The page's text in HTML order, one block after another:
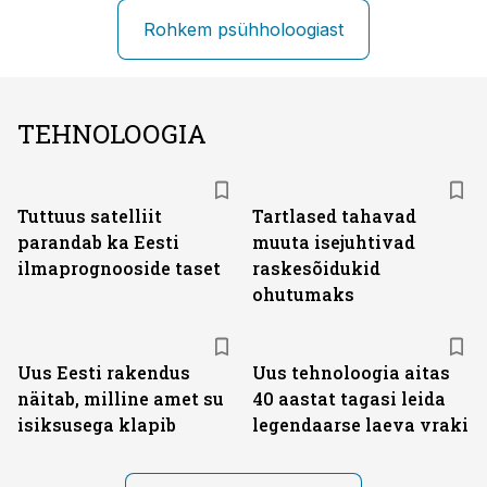
Rohkem psühholoogiast
TEHNOLOOGIA
Tuttuus satelliit
parandab ka Eesti
ilmaprognooside taset
Tartlased tahavad
muuta isejuhtivad
raskesõidukid
ohutumaks
Uus Eesti rakendus
näitab, milline amet su
isiksusega klapib
Uus tehnoloogia aitas
40 aastat tagasi leida
legendaarse laeva vraki